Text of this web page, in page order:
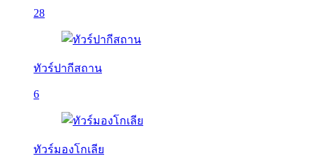
28
ทัวร์ปากีสถาน
6
ทัวร์มองโกเลีย